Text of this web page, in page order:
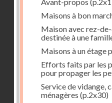
Maisons à bon
Maison avec rez-
destinée à une
Maisons à un étage
Efforts faits par les
pour propager les
Service de vidange,
ménagères (p.2x30)